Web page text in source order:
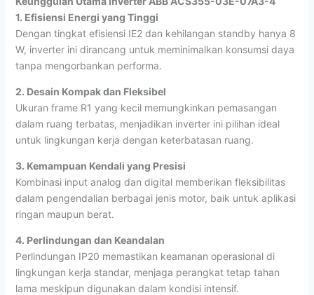
1. Efisiensi Energi yang Tinggi
Dengan tingkat efisiensi IE2 dan kehilangan standby hanya 8
W, inverter ini dirancang untuk meminimalkan konsumsi daya
tanpa mengorbankan performa.
2. Desain Kompak dan Fleksibel
Ukuran frame R1 yang kecil memungkinkan pemasangan
dalam ruang terbatas, menjadikan inverter ini pilihan ideal
untuk lingkungan kerja dengan keterbatasan ruang.
3. Kemampuan Kendali yang Presisi
Kombinasi input analog dan digital memberikan fleksibilitas
dalam pengendalian berbagai jenis motor, baik untuk aplikasi
ringan maupun berat.
4. Perlindungan dan Keandalan
Perlindungan IP20 memastikan keamanan operasional di
lingkungan kerja standar, menjaga perangkat tetap tahan
lama meskipun digunakan dalam kondisi intensif.